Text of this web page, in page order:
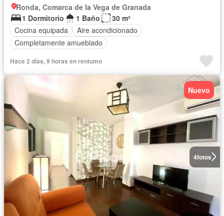
Ronda, Comarca de la Vega de Granada
1 Dormitorio
1 Baño
30 m²
Cocina equipada
Aire acondicionado
Completamente amueblado
Hace 2 días, 9 horas en rentumo
4fotos
Nuevo